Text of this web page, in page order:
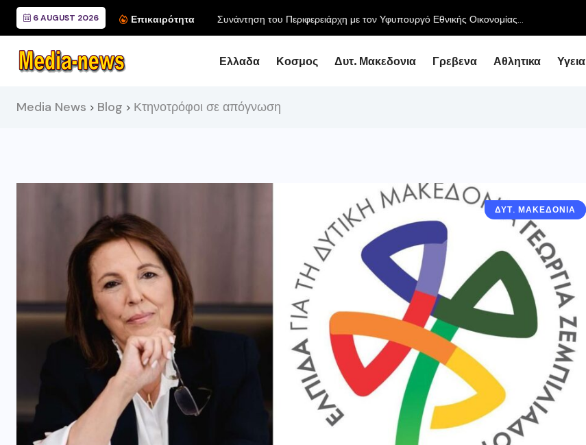
6 AUGUST 2026 Επικαιρότητα Συνάντηση του Περιφερειάρχη με τον Υφυπουργό Εθνικής Οικονομίας...
Ελλαδα Κοσμος Δυτ. Μακεδονια Γρεβενα Αθλητικα Υγεια
Media News > Blog > Κτηνοτρόφοι σε απόγνωση
ΓΝΩΜΕΣ
ΔΥΤ. ΜΑΚΕΔΟΝΙΑ